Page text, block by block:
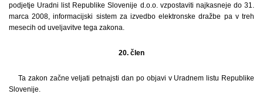
podjetje Uradni list Republike Slovenije d.o.o. vzpostaviti najkasneje do 31.
marca 2008, informacijski sistem za izvedbo elektronske dražbe pa v treh
mesecih od uveljavitve tega zakona.
20. člen
Ta zakon začne veljati petnajsti dan po objavi v Uradnem listu Republike
Slovenije.